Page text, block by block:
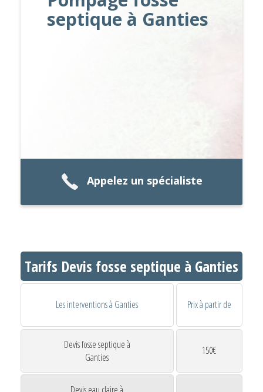
septique à Ganties
Appelez un spécialiste
Tarifs Devis fosse septique à Ganties
Les interventions à Ganties Prix à partir de
Devis fosse septique à
Ganties
150€